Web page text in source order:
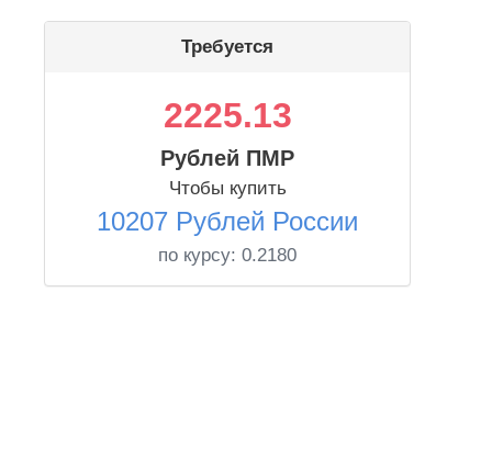
Требуется
2225.13
Рублей ПМР
Чтобы купить
10207 Рублей России
по курсу: 0.2180